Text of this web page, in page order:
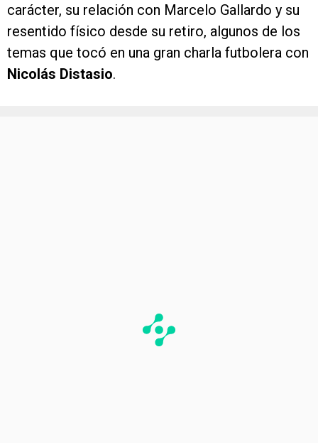
carácter, su relación con Marcelo Gallardo y su
resentido físico desde su retiro, algunos de los
temas que tocó en una gran charla futbolera con
Nicolás Distasio.